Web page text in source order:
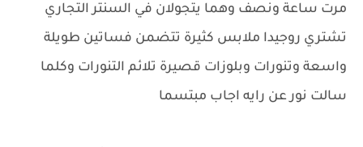
مرت ساعة ونصف وهما يتجولان في السنتر التجاري
تشتري روجيدا ملابس كثيرة تتضمن فساتين طويلة
واسعة وتنورات وبلوزات قصيرة تلائم التنورات وكلما
سالت نور عن رايه اجاب مبتسما